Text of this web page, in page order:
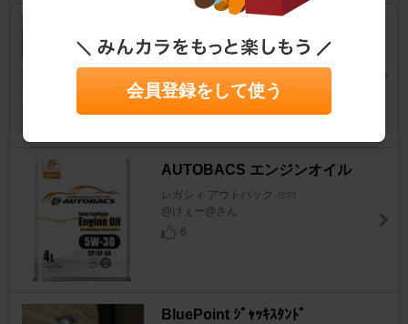
アンダープロテクター
レガシィ アウトバック
gakuhiさん
AUTOBACS エンジンオイル
レガシィ アウトバック [BP]
@けぇー@さん
6
BluePoint ｼﾞｬｯｷｽﾀﾝﾄﾞ
会員登録をして使う